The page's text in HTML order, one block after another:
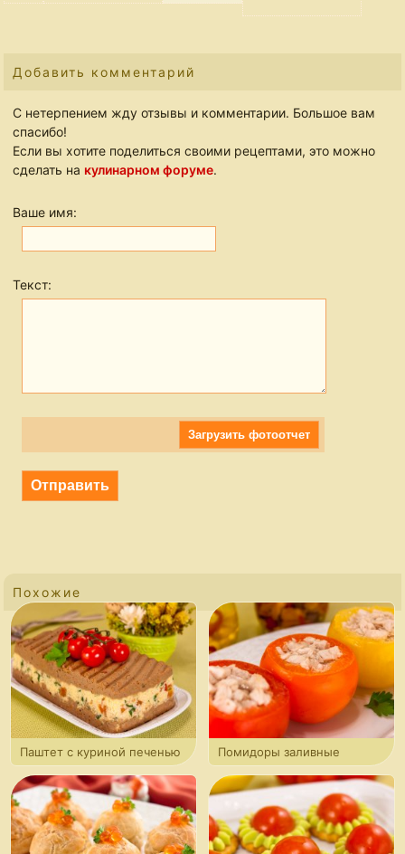
Добавить комментарий
С нетерпением жду отзывы и комментарии. Большое вам
спасибо!
Если вы хотите поделиться своими рецептами, это можно
сделать на кулинарном форуме.
Ваше имя:
Текст:
Загрузить фотоотчет
Похожие
Паштет с куриной печенью
и сыром
Помидоры заливные